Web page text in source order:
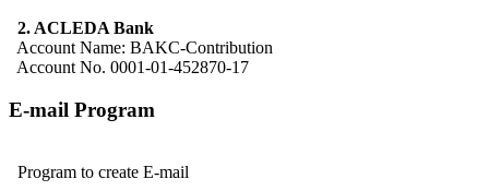
2. ACLEDA Bank
Account Name: BAKC-Contribution
Account No. 0001-01-452870-17
E-mail Program
Program to create E-mail